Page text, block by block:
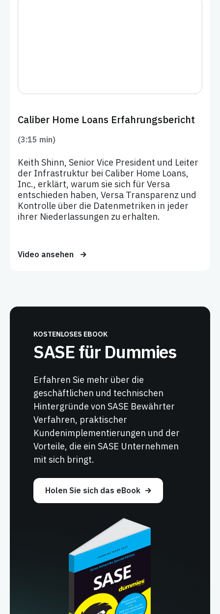
Caliber Home Loans Erfahrungsbericht
(3:15 min)
Keith Shinn, Senior Vice President und Leiter
der Infrastruktur bei Caliber Home Loans,
Inc., erklärt, warum sie sich für Versa
entschieden haben, Versa Transparenz und
Kontrolle über die Datenmetriken in jeder
ihrer Niederlassungen zu erhalten.
Video ansehen
KOSTENLOSES EBOOK
SASE für Dummies
Erfahren Sie mehr über die
geschäftlichen und technischen
Hintergründe von SASE Bewährter
Verfahren, praktischer
Kundenimplementierungen und der
Vorteile, die ein SASE Unternehmen
mit sich bringt.
Holen Sie sich das eBook